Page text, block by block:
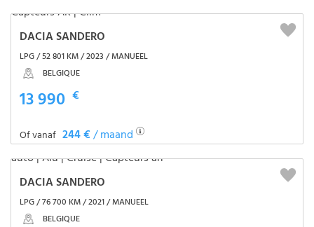
DACIA SANDERO
LPG / 52 801 KM / 2023 / MANUEEL
BELGIQUE
13 990 €
Of vanaf 244 €/ maand
DACIA SANDERO
LPG / 76 700 KM / 2021 / MANUEEL
BELGIQUE